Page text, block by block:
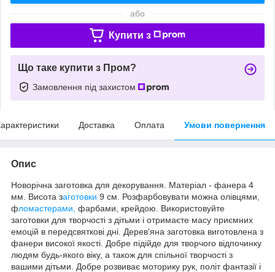
або
Купити з
Що таке купити з Пром?
Замовлення під захистом
Доставка Оплата Умови повернення
Опис
Новорічна заготовка для декорування. Матеріал - фанера 4
мм. Висота заготовки 9 см. Розфарбовувати можна олівцями,
фломастерами, фарбами, крейдою. Використовуйте
заготовки для творчості з дітьми і отримаєте масу приємних
емоцій в передсвяткові дні. Дерев'яна заготовка виготовлена з
фанери високої якості. Добре підійде для творчого відпочинку
людям будь-якого віку, а також для спільної творчості з
вaшими дітьми. Добре розвиває моторику рук, політ фантазії і